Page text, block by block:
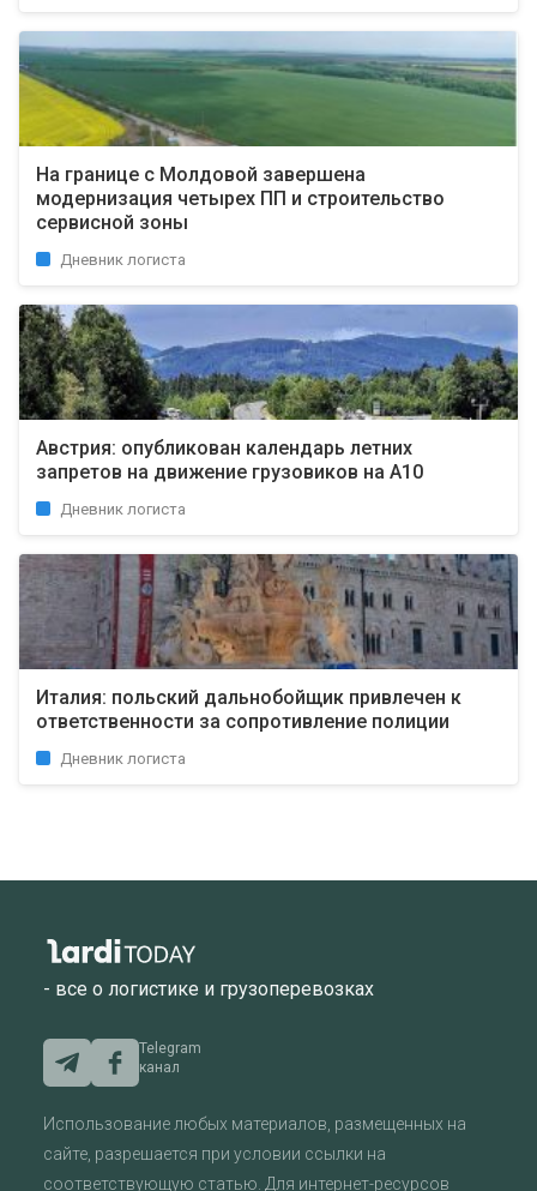
На границе с Молдовой завершена
модернизация четырех ПП и строительство
сервисной зоны
Дневник логиста
Австрия: опубликован календарь летних
запретов на движение грузовиков на А10
Дневник логиста
Италия: польский дальнобойщик привлечен к
ответственности за сопротивление полиции
Дневник логиста
- все о логистике и грузоперевозках
Telegram
канал
Использование любых материалов, размещенных на
сайте, разрешается при условии ссылки на
соответствующую статью. Для интернет-ресурсов